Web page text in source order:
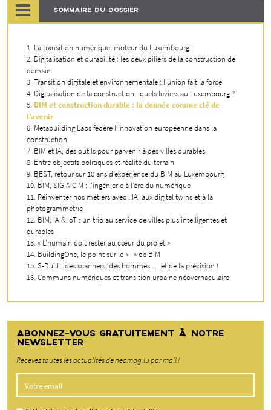
SOMMAIRE DU DOSSIER
La transition numérique, moteur du Luxembourg
Digitalisation et durabilité : les deux piliers de la construction de
demain
Transition digitale et environnementale : l’union fait la force
Digitalisation de la construction : quels leviers au Luxembourg ?
BIM et construction durable : la donnée comme clé de
l’avenir
Metabuilding Labs fédère l’innovation européenne dans la
construction
BIM et IA, des outils pour parvenir à des villes durables
Entre objectifs politiques et réalité du terrain
BEST, retour sur 10 ans d’expérience du BIM au Luxembourg
BIM, SIG & CIM : l’ingénierie à l’ère du numérique
Réinventer nos métiers avec l’IA, aux digital twins et à la
photogrammétrie
BIM, IA & IoT : un trio au service de villes plus intelligentes et
durables
« L’humain doit rester au cœur du projet »
BuildingOne, le point sur le « I » de BIM
S-Built : des scanners, des hommes … et de la précision !
Communs numériques et transition urbaine néovernaculaire
ABONNEZ-VOUS GRATUITEMENT À NOTRE
NEWSLETTER
Recevez toutes les actualités de neomag.lu par mail !